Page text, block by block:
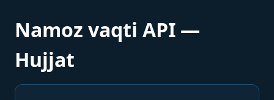
Namoz vaqti API —
Hujjat